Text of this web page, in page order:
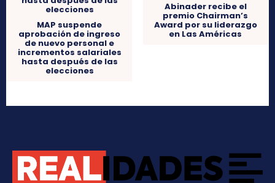
MAP suspende
aprobación de ingreso
de nuevo personal e
incrementos salariales
hasta después de las
elecciones
Abinader recibe el
premio Chairman’s
Award por su liderazgo
en Las Américas